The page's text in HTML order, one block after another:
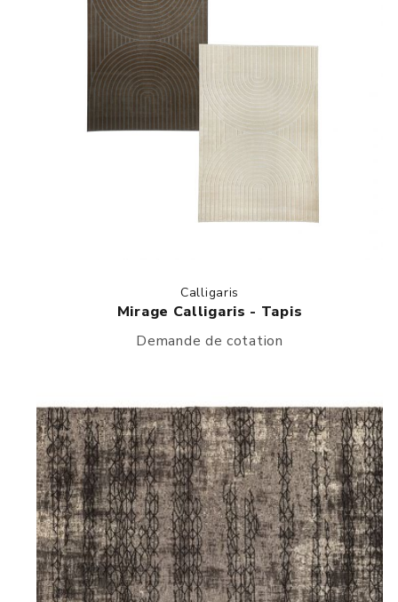
Calligaris
Mirage Calligaris - Tapis
Demande de cotation